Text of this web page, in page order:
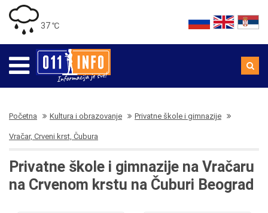
37 ℃
Početna Kultura i obrazovanje Privatne škole i gimnazije
Vračar, Crveni krst, Čubura
Privatne škole i gimnazije na Vračaru
na Crvenom krstu na Čuburi Beograd